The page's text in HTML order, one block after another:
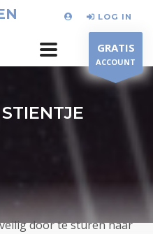
LOG IN
GRATIS
ACCOUNT
door te sturen naar